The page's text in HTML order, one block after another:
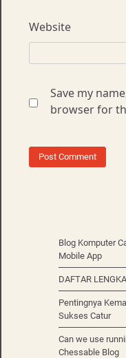
Website
Save my
browser for
Blog Komputer
Mobile App
DAFTAR
Pentingnya
Sukses Catur
Can we use
Chessable Blog